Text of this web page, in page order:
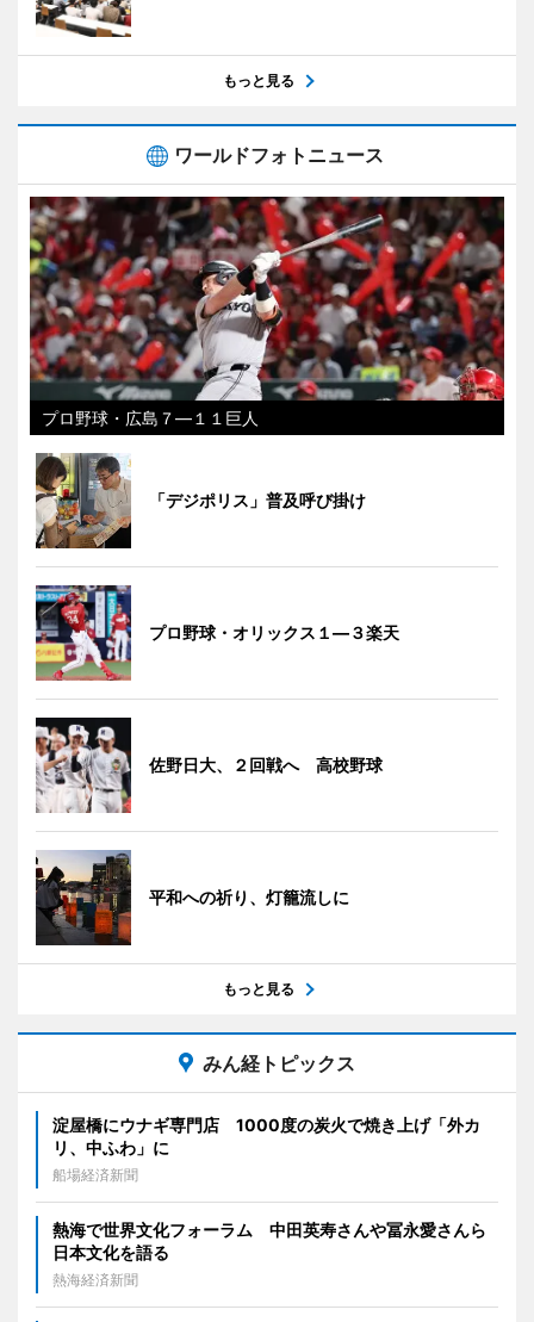
もっと見る
ワールドフォトニュース
プロ野球・広島７―１１巨人
「デジポリス」普及呼び掛け
プロ野球・オリックス１―３楽天
佐野日大、２回戦へ 高校野球
平和への祈り、灯籠流しに
もっと見る
みん経トピックス
淀屋橋にウナギ専門店 1000度の炭火で焼き上げ「外カ
リ、中ふわ」に
船場経済新聞
熱海で世界文化フォーラム 中田英寿さんや冨永愛さんら
日本文化を語る
熱海経済新聞